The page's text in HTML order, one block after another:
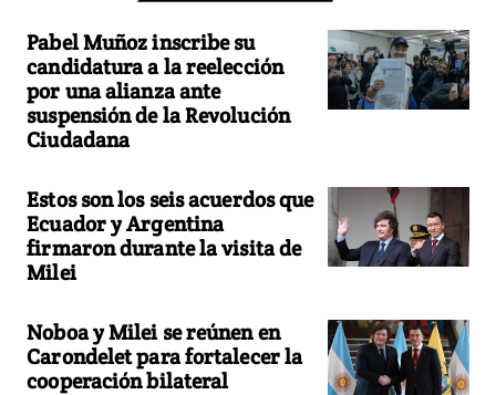
Pabel Muñoz inscribe su
candidatura a la reelección
por una alianza ante
suspensión de la Revolución
Ciudadana
Estos son los seis acuerdos que
Ecuador y Argentina
firmaron durante la visita de
Milei
Noboa y Milei se reúnen en
Carondelet para fortalecer la
cooperación bilateral